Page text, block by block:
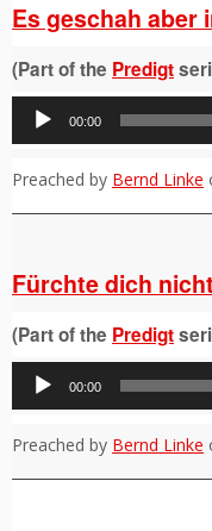
Es geschah aber
(Part of the Predigt
Audio-
Player
00:00
Preached by Bernd Linke
Fürchte dich nicht
(Part of the Predigt
Audio-
Player
00:00
Preached by Bernd Linke